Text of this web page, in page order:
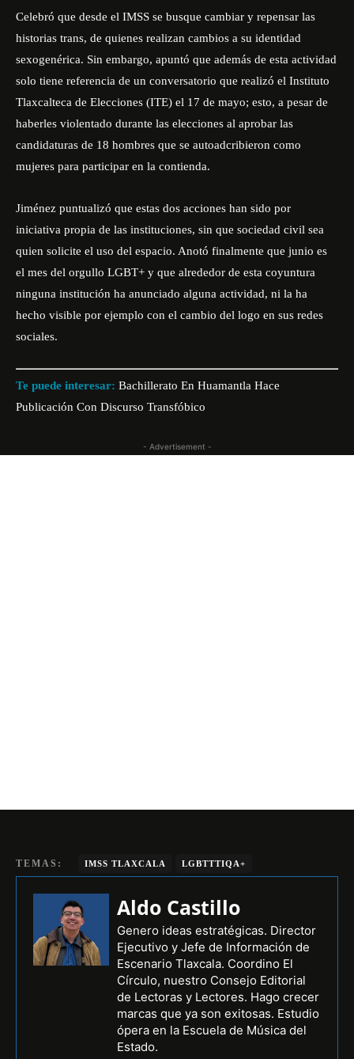
Celebró que desde el IMSS se busque cambiar y repensar las
historias trans, de quienes realizan cambios a su identidad
sexogenérica. Sin embargo, apuntó que además de esta actividad
solo tiene referencia de un conversatorio que realizó el Instituto
Tlaxcalteca de Elecciones (ITE) el 17 de mayo; esto, a pesar de
haberles violentado durante las elecciones al aprobar las
candidaturas de 18 hombres que se autoadcribieron como
mujeres para participar en la contienda.
Jiménez puntualizó que estas dos acciones han sido por
iniciativa propia de las instituciones, sin que sociedad civil sea
quien solicite el uso del espacio. Anotó finalmente que junio es
el mes del orgullo LGBT+ y que alrededor de esta coyuntura
ninguna institución ha anunciado alguna actividad, ni la ha
hecho visible por ejemplo con el cambio del logo en sus redes
sociales.
Te puede interesar: Bachillerato En Huamantla Hace
Publicación Con Discurso Transfóbico
- Advertisement -
TEMAS: IMSS TLAXCALA LGBTTTIQA+
Aldo Castillo
Genero ideas estratégicas. Director
Ejecutivo y Jefe de Información de
Escenario Tlaxcala. Coordino El
Círculo, nuestro Consejo Editorial
de Lectoras y Lectores. Hago crecer
marcas que ya son exitosas. Estudio
ópera en la Escuela de Música del
Estado.